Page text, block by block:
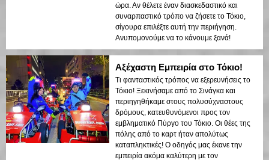
ώρα. Αν θέλετε έναν διασκεδαστικό και
συναρπαστικό τρόπο να ζήσετε το Τόκιο,
σίγουρα επιλέξτε αυτή την περιήγηση.
Ανυπομονούμε να το κάνουμε ξανά!
Αξέχαστη Εμπειρία στο Τόκιο!
Τι φανταστικός τρόπος να εξερευνήσεις το
Τόκιο! Ξεκινήσαμε από το Σινάγκα και
περιηγηθήκαμε στους πολυσύχναστους
δρόμους, κατευθυνόμενοι προς τον
εμβληματικό Πύργο του Τόκιο. Οι θέες της
πόλης από το καρτ ήταν απολύτως
καταπληκτικές! Ο οδηγός μας έκανε την
εμπειρία ακόμα καλύτερη με τον